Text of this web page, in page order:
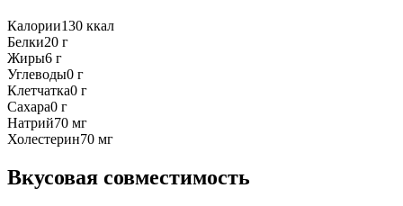
Калории130 ккал
Белки20 г
Жиры6 г
Углеводы0 г
Клетчатка0 г
Сахара0 г
Натрий70 мг
Холестерин70 мг
Вкусовая совместимость